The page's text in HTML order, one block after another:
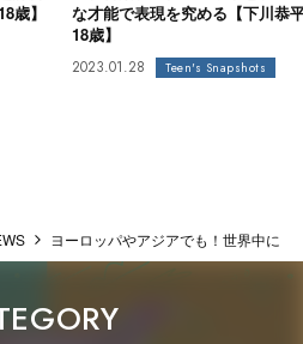
歳】
な才能で表現を究める【下川恭
18歳】
2023.01.28 Teen's Snapshots
ヨーロッパやアジアでも！世界中に